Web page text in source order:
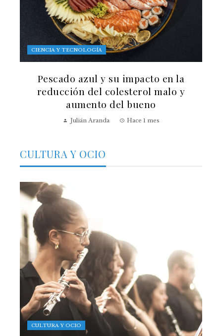
CIENCIA Y TECNOLOGÍA
Pescado azul y su impacto en la
reducción del colesterol malo y
aumento del bueno
Julián Aranda Hace 1 mes
CULTURA Y OCIO
CULTURA Y OCIO